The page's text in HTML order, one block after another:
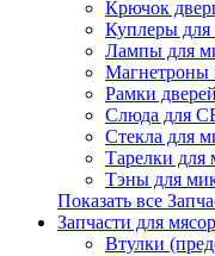
Крючок
Куплеры для
Лампы для
Магнетроны
Рамки
Слюда для
Стекла для
Тарелки для
Тэны для
Показать все
Запчасти для
Втулки